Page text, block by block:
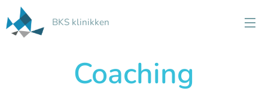
BKS klinikken
Coaching